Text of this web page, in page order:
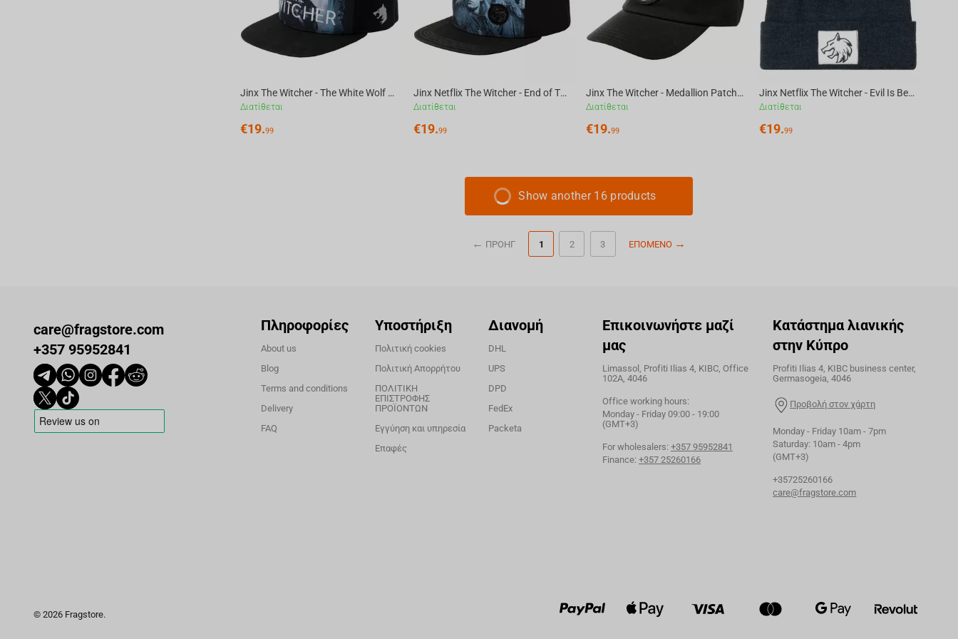
Jinx The Witcher - The White Wolf Hunts Snapback
Διατίθεται
€19.99
Jinx Netflix The Witcher - End of The Journey Snapback
Διατίθεται
€19.99
Jinx The Witcher - Medallion Patch Baseball Cap
Διατίθεται
€19.99
Jinx Netflix The Witcher - Evil Is Beanie Navy
Διατίθεται
€19.99
Show another 16 products
ΠΡΟΗΓ 1 2 3 ΕΠΌΜΕΝΟ
care@fragstore.com
+357 95952841
Πληροφορίες
About us
Blog
Terms and conditions
Delivery
FAQ
Υποστήριξη
Πολιτική cookies
Πολιτική Απορρήτου
ΠΟΛΙΤΙΚΗ
ΕΠΙΣΤΡΟΦΗΣ
ΠΡΟΪΟΝΤΩΝ
Εγγύηση και υπηρεσία
Επαφές
Διανομή
DHL
UPS
DPD
FedEx
Packeta
Επικοινωνήστε μαζί
μας
Limassol, Profiti Ilias 4, KIBC, Office
102A, 4046
Office working hours:
Monday - Friday 09:00 - 19:00
(GMT+3)
For wholesalers: +357 95952841
Finance: +357 25260166
Κατάστημα λιανικής
στην Κύπρο
Profiti Ilias 4, KIBC business center,
Germasogeia, 4046
Προβολή στον χάρτη
Monday - Friday 10am - 7pm
Saturday: 10am - 4pm
(GMT+3)
+35725260166
care@fragstore.com
© 2026 Fragstore.